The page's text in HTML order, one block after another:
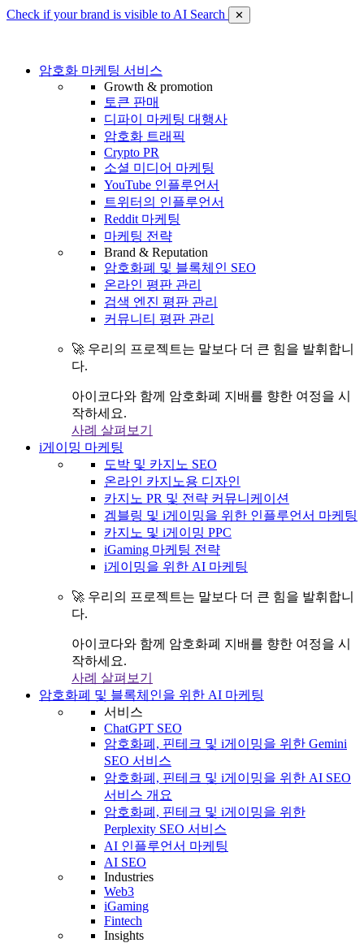
Check if your brand is visible to AI Search ✕
암호화 마케팅 서비스
Growth & promotion
토큰 판매
디파이 마케팅 대행사
암호화 트래픽
Crypto PR
소셜 미디어 마케팅
YouTube 인플루언서
트위터의 인플루언서
Reddit 마케팅
마케팅 전략
Brand & Reputation
암호화폐 및 블록체인 SEO
온라인 평판 관리
검색 엔진 평판 관리
커뮤니티 평판 관리
🚀 우리의 프로젝트는 말보다 더 큰 힘을 발휘합니
다.
아이코다와 함께 암호화폐 지배를 향한 여정을 시
작하세요.
사례 살펴보기
i게이밍 마케팅
도박 및 카지노 SEO
온라인 카지노용 디자인
카지노 PR 및 전략 커뮤니케이션
겜블링 및 i게이밍을 위한 인플루언서 마케팅
카지노 및 i게이밍 PPC
iGaming 마케팅 전략
i게이밍을 위한 AI 마케팅
🚀 우리의 프로젝트는 말보다 더 큰 힘을 발휘합니
다.
아이코다와 함께 암호화폐 지배를 향한 여정을 시
작하세요.
사례 살펴보기
암호화폐 및 블록체인을 위한 AI 마케팅
서비스
ChatGPT SEO
암호화폐, 핀테크 및 i게이밍을 위한 Gemini
SEO 서비스
암호화폐, 핀테크 및 i게이밍을 위한 AI SEO
서비스 개요
암호화폐, 핀테크 및 i게이밍을 위한
Perplexity SEO 서비스
AI 인플루언서 마케팅
AI SEO
Industries
Web3
iGaming
Fintech
Insights